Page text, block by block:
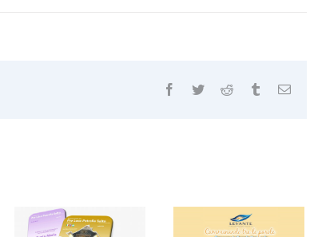
Facebook
TwitterReddit TumblrEmail